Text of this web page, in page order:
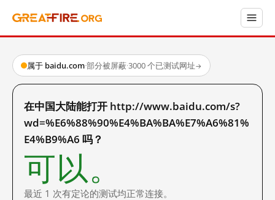
属于 baidu.com·部分被屏蔽·3000 个已测试网址→
在中国大陆能打开 http://www.baidu.com/s?
wd=%E6%88%90%E4%BA%BA%E7%A6%81%
E4%B9%A6 吗？
可以。
最近 1 次有定论的测试均正常连接。